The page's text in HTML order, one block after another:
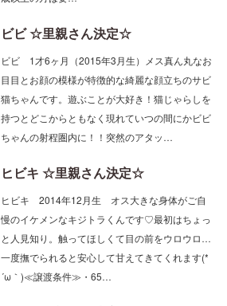
ビビ ☆里親さん決定☆
ビビ 1才6ヶ月（2015年3月生）メス真ん丸なお
目目とお顔の模様が特徴的な綺麗な顔立ちのサビ
猫ちゃんです。遊ぶことが大好き！猫じゃらしを
持つとどこからともなく現れていつの間にかビビ
ちゃんの射程圏内に！！突然のアタッ…
ヒビキ ☆里親さん決定☆
ヒビキ 2014年12月生 オス大きな身体がご自
慢のイケメンなキジトラくんです♡最初はちょっ
と人見知り。触ってほしくて目の前をウロウロ…
一度撫でられると安心して甘えてきてくれます(*
´ω｀)≪譲渡条件≫・65…